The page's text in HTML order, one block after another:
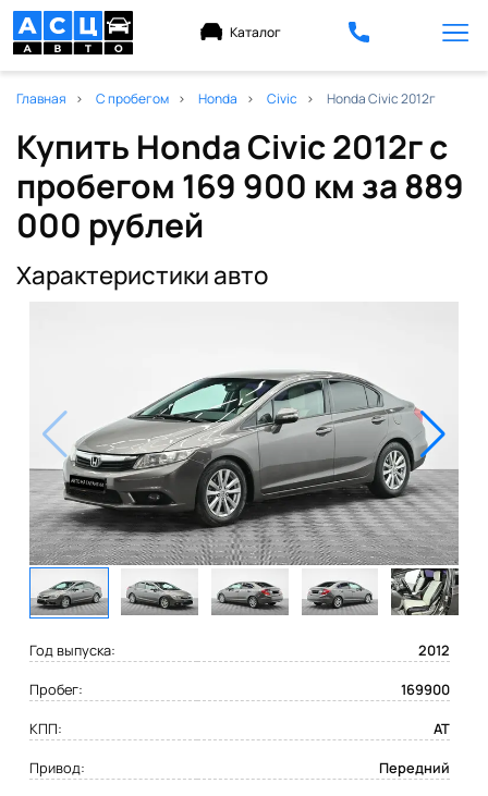
Каталог
Главная С пробегом Honda Civic Honda Civic 2012г
Купить Honda Civic 2012г с
пробегом 169 900 км за 889
000 рублей
Характеристики авто
Год выпуска:
2012
Пробег:
169900
КПП:
AT
Привод:
Передний